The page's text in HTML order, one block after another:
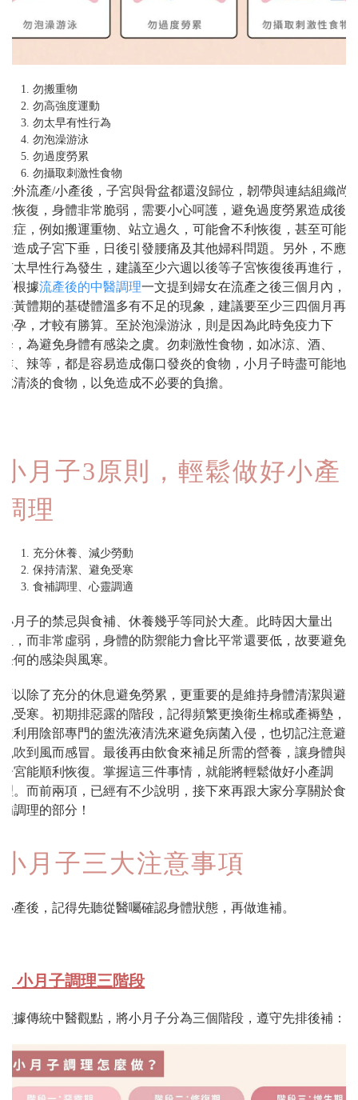
勿搬重物
勿高強度運動
勿太早有性行為
勿泡澡游泳
勿過度勞累
勿攝取刺激性食物
意外流產/小產後，子宮與骨盆都還沒歸位，韌帶與連結組織尚
未恢復，身體非常脆弱，需要小心呵護，避免過度勞累造成後
遺症，例如搬運重物、站立過久，可能會不利恢復，甚至可能
會造成子宮下垂，日後引發腰痛及其他婦科問題。另外，不應
有太早性行為發生，建議至少六週以後等子宮恢復後再進行，
而根據流產後的中醫調理一文提到婦女在流產之後三個月內，
其黃體期的基礎體溫多有不足的現象，建議要至少三四個月再
受孕，才較有勝算。至於泡澡游泳，則是因為此時免疫力下
降，為避免身體有感染之虞。勿刺激性食物，如冰涼、酒、
炸、辣等，都是容易造成傷口發炎的食物，小月子時盡可能地
吃清淡的食物，以免造成不必要的負擔。
小月子3原則，輕鬆做好小產
調理
充分休養、減少勞動
保持清潔、避免受寒
食補調理、心靈調適
小月子的禁忌與食補、休養幾乎等同於大產。此時因大量出
血，而非常虛弱，身體的防禦能力會比平常還要低，故要避免
任何的感染與風寒。
所以除了充分的休息避免勞累，更重要的是維持身體清潔與避
免受寒。初期排惡露的階段，記得頻繁更換衛生棉或產褥墊，
並利用陰部專門的盥洗液清洗來避免病菌入侵，也切記注意避
免吹到風而感冒。最後再由飲食來補足所需的營養，讓身體與
子宮能順利恢復。掌握這三件事情，就能將輕鬆做好小產調
理。而前兩項，已經有不少說明，接下來再跟大家分享關於食
補調理的部分！
小月子三大注意事項
小產後，記得先聽從醫囑確認身體狀態，再做進補。
1. 小月子調理三階段
依據傳統中醫觀點，將小月子分為三個階段，遵守先排後補：